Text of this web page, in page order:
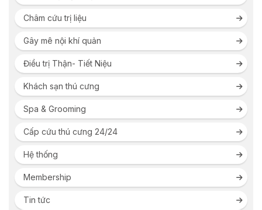
Châm cứu trị liệu
Gây mê nội khí quản
Điều trị Thận- Tiết Niệu
Khách sạn thú cưng
Spa & Grooming
Cấp cứu thú cưng 24/24
Hệ thống
Membership
Tin tức